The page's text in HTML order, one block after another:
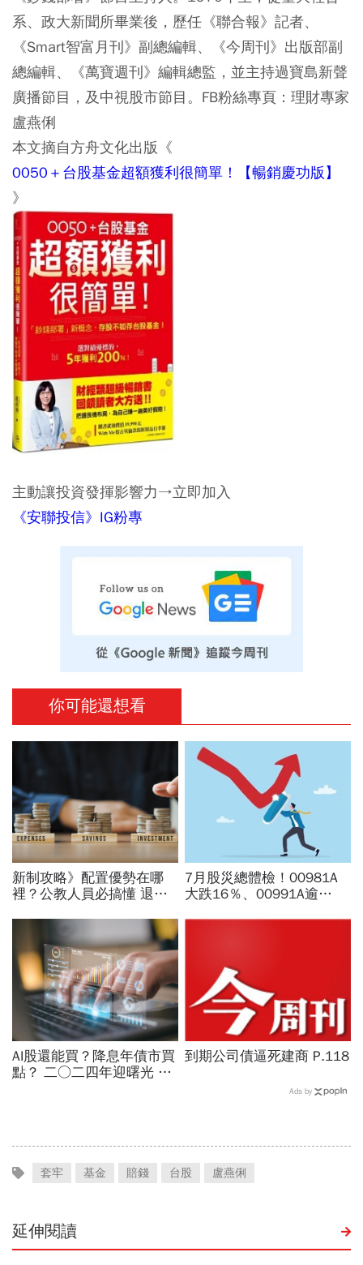
系、政大新聞所畢業後，歷任《聯合報》記者、
《Smart智富月刊》副總編輯、《今周刊》出版部副
總編輯、《萬寶週刊》編輯總監，並主持過寶島新聲
廣播節目，及中視股市節目。FB粉絲專頁：理財專家
盧燕俐
本文摘自方舟文化出版《
0050＋台股基金超額獲利很簡單！【暢銷慶功版】
》
主動讓投資發揮影響力→立即加入
《安聯投信》IG粉專
你可能還想看
新制攻略》配置優勢在哪
裡？公教人員必搞懂 退撫
7月股災總體檢！00981A
大跌16％、00991A逾
AI股還能買？降息年債市買
點？ 二○二四年迎曙光 四
到期公司債逼死建商 P.118
Ads by
套牢 基金 賠錢 台股 盧燕俐
延伸閱讀